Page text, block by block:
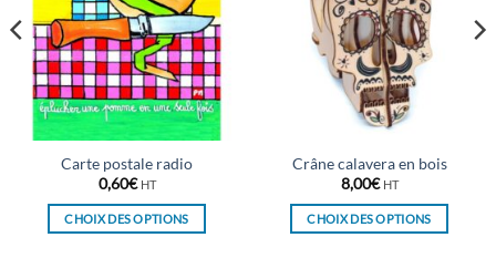
Carte postale radio
0,60€ HT
CHOIX DES OPTIONS
Crâne calavera en bois
8,00€ HT
CHOIX DES OPTIONS